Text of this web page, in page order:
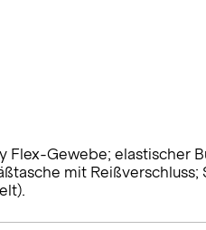
Flex-Gewebe; elastischer
mit Reißverschluss;